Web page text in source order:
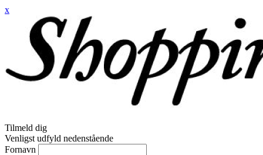
x
Tilmeld dig
Venligst udfyld nedenstående
Fornavn